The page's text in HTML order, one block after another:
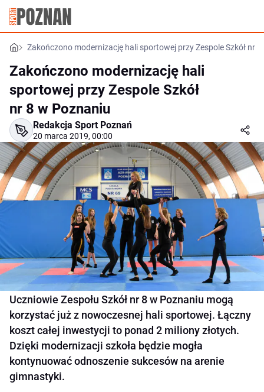
Zakończono modernizację hali sportowej przy Zespole Szkół nr
Zakończono modernizację hali
sportowej przy Zespole Szkół
nr 8 w Poznaniu
Redakcja Sport Poznań
20 marca 2019, 00:00
Uczniowie Zespołu Szkół nr 8 w Poznaniu mogą
korzystać już z nowoczesnej hali sportowej. Łączny
koszt całej inwestycji to ponad 2 miliony złotych.
Dzięki modernizacji szkoła będzie mogła
kontynuować odnoszenie sukcesów na arenie
gimnastyki.